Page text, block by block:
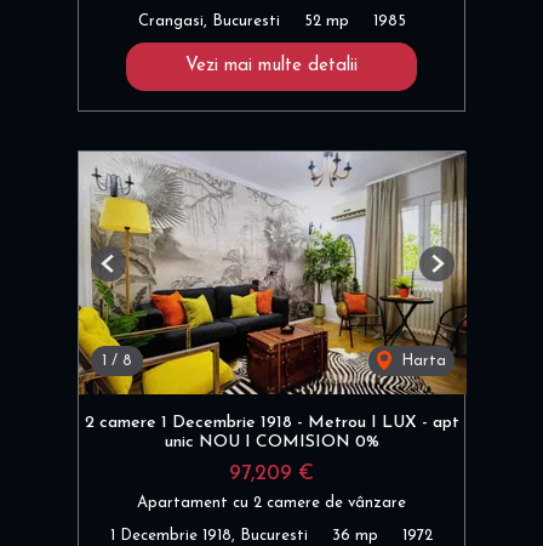
Crangasi, Bucuresti 52 mp 1985
Vezi mai multe detalii
1 / 8 Harta
Previous Next
2 camere 1 Decembrie 1918 - Metrou I LUX - apt
unic NOU I COMISION 0%
97,209 €
Apartament cu 2 camere de vânzare
1 Decembrie 1918, Bucuresti 36 mp 1972